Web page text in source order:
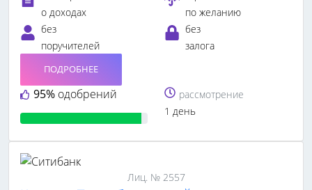
о доходах
по желанию
без
поручителей
без
залога
95% одобрений
ПОДРОБНЕЕ
рассмотрение
1 день
Лиц. № 2557